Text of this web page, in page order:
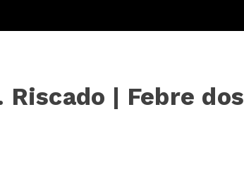
| Febre dos